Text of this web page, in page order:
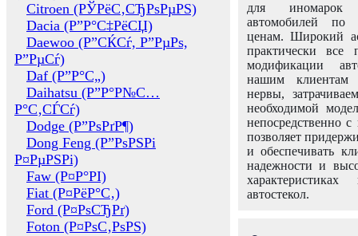
Citroen (РЎРёС‚СЂРѕРµРЅ)
Dacia (Р”Р°С‡РёСЏ)
Daewoo (Р”СЌСѓ, Р”РµРѕ,
Р”РµСѓ)
Daf (Р”Р°С„)
Daihatsu (Р”Р°Р№С…
Р°С‚СЃСѓ)
Dodge (Р”РѕРґР¶)
Dong Feng (Р”РѕРЅРі
Р¤РµРЅРі)
Faw (Р¤Р°РІ)
Fiat (Р¤РёР°С‚)
Ford (Р¤РѕСЂРґ)
Foton (Р¤РѕС‚РѕРЅ)
для иномарок
автомобилей
ценам. Широкий
практически все
модификации
нашим клиентам
нервы,
необходимой
непосредственно
позволяет
и обеспечивать
надежности и
автостекол.